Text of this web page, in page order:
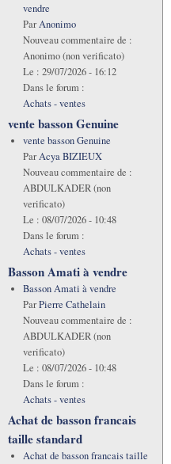
vendre
ParAnonimo
Nouveau commentaire de :
Anonimo (non verificato)
Le : 29/07/2026 - 16:12
Dans le forum :
Achats - ventes
vente basson Genuine
vente basson Genuine
ParAcya BIZIEUX
Nouveau commentaire de :
ABDULKADER (non
verificato)
Le : 08/07/2026 - 10:48
Dans le forum :
Achats - ventes
Basson Amati à vendre
Basson Amati à vendre
ParPierre Cathelain
Nouveau commentaire de :
ABDULKADER (non
verificato)
Le : 08/07/2026 - 10:48
Dans le forum :
Achats - ventes
Achat de basson francais
taille standard
Achat de basson francais taille